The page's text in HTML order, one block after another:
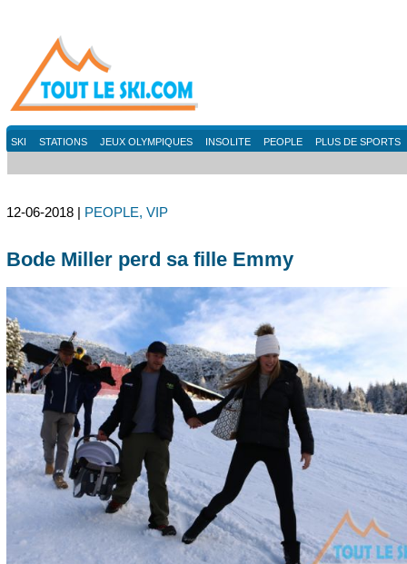
SKI STATIONS JEUX OLYMPIQUES INSOLITE PEOPLE PLUS DE SPORTS
12-06-2018 | PEOPLE, VIP
Bode Miller perd sa fille Emmy